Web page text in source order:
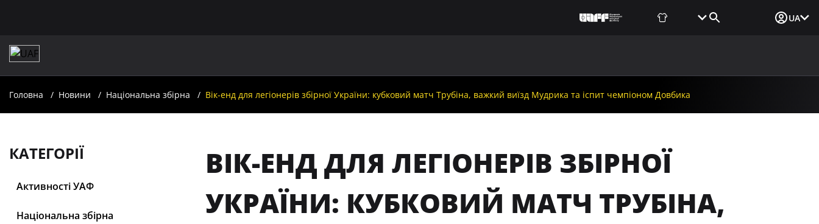
UA
Головна Новини Національна збірна Вік-енд для легіонерів збірної України: кубковий матч Трубіна, важкий виїзд Мудрика та іспит чемпіоном Довбика
КАТЕГОРІЇ
Активності УАФ
Національна збірна
ВІК-ЕНД ДЛЯ ЛЕГІОНЕРІВ ЗБІРНОЇ
УКРАЇНИ: КУБКОВИЙ МАТЧ ТРУБІНА,